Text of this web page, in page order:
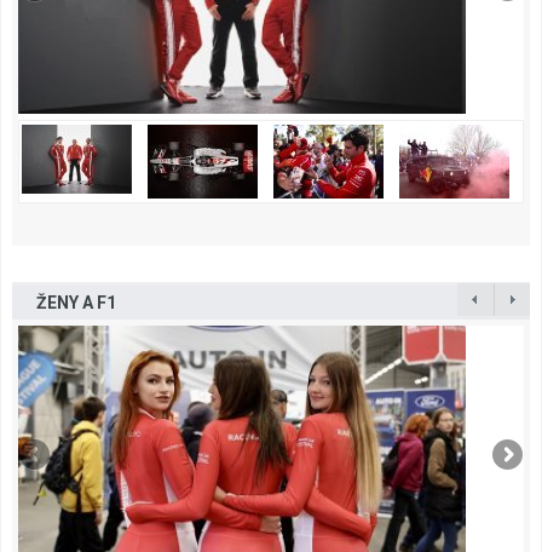
ŽENY A F1